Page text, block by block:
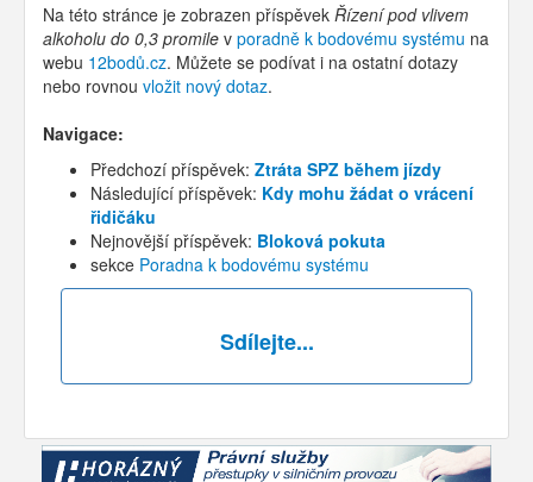
Na této stránce je zobrazen příspěvek Řízení pod vlivem
alkoholu do 0,3 promile v poradně k bodovému systému na
webu 12bodů.cz. Můžete se podívat i na ostatní dotazy
nebo rovnou vložit nový dotaz.
Navigace:
Předchozí příspěvek: Ztráta SPZ během jízdy
Následující příspěvek: Kdy mohu žádat o vrácení
řidičáku
Nejnovější příspěvek: Bloková pokuta
sekce Poradna k bodovému systému
Sdílejte...